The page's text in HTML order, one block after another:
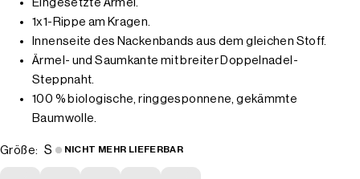
Eingesetzte Ärmel.
1x1-Rippe am Kragen.
Innenseite des Nackenbands aus dem gleichen Stoff.
Ärmel- und Saumkante mit breiter Doppelnadel-
Steppnaht.
100 % biologische, ringgesponnene, gekämmte
Baumwolle.
Größe: S NICHT MEHR LIEFERBAR